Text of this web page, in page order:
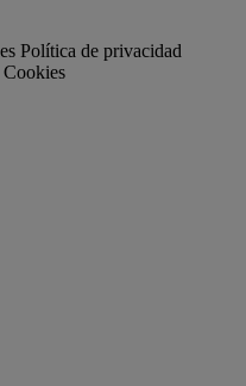
Política de privacidad